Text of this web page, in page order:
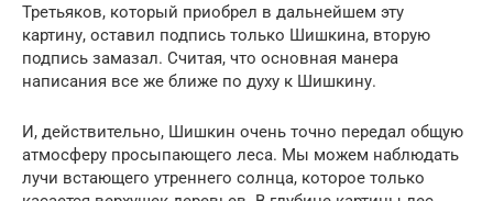
Третьяков, который приобрел в дальнейшем эту
картину, оставил подпись только Шишкина, вторую
подпись замазал. Считая, что основная манера
написания все же ближе по духу к Шишкину.
И, действительно, Шишкин очень точно передал общую
атмосферу просыпающего леса. Мы можем наблюдать
лучи встающего утреннего солнца, которое только